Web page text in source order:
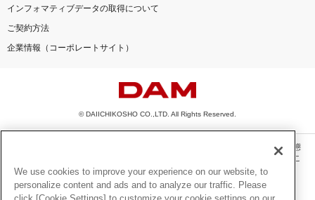
インフォマティブデータの取得について
ご契約方法
企業情報（コーポレートサイト）
© DAIICHIKOSHO CO.,LTD. All Rights Reserved.
このサイトに掲載されている一切の文章・画像・写真・動画・音声等を、手段や形態
を問わず、著作権法の定める範囲を超えて無断で複製、転載、ファイル化などするこ
とを禁じます。
楽曲及びコンテンツは、機種によりご利用いただけない場合があります。
We use cookies to improve your experience on our website, to
personalize content and ads and to analyze our traffic. Please